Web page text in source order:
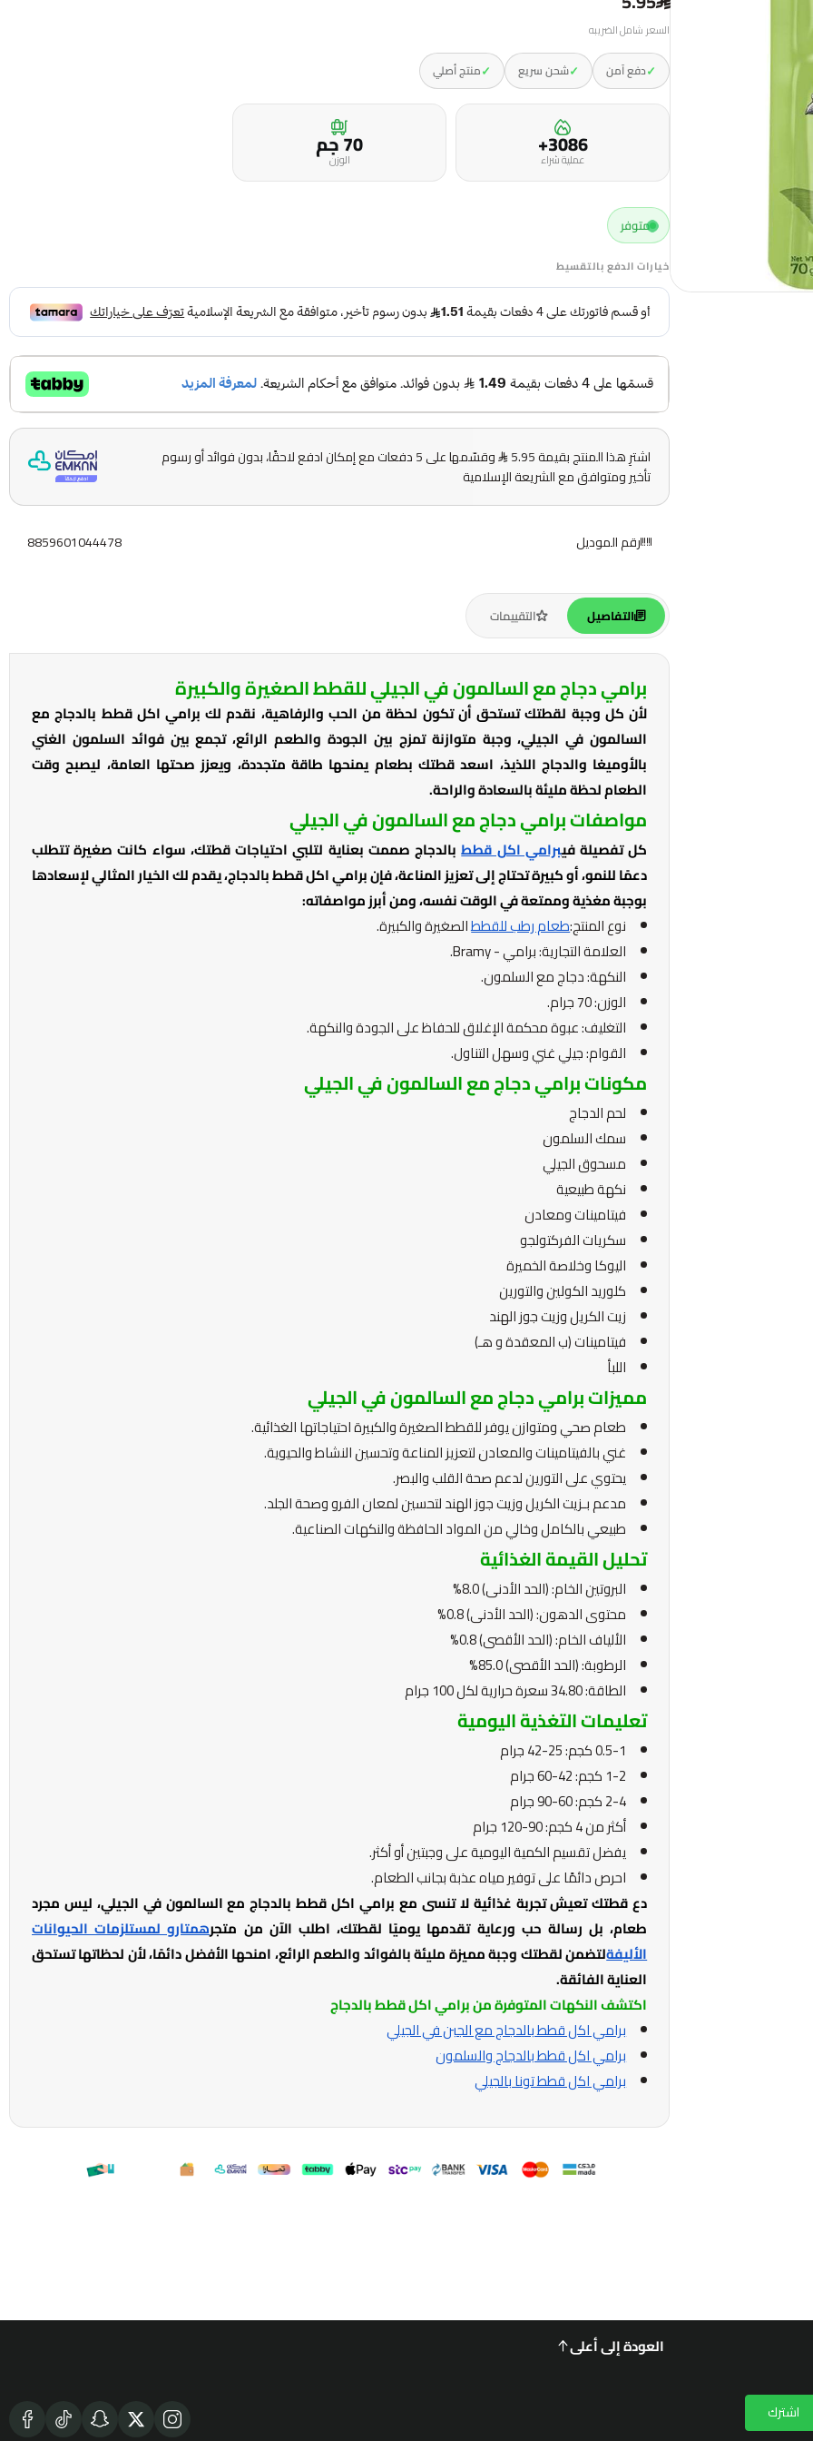
السعر شامل الضريبه
✓دفع آمن ✓شحن سريع ✓منتج أصلي
3086+
عملية شراء 70 جمالوزن
متوفر
خيارات الدفع بالتقسيط
اشترِ هذا المنتج بقيمة 5.95
وقسّمها على 5 دفعات مع إمكان ادفع لاحقًا، بدون فوائد أو رسوم
تأخير ومتوافق مع الشريعة الإسلامية
رقم الموديل 8859601044478
التفاصيل التقييمات
برامي دجاج مع السالمون في الجيلي للقطط الصغيرة والكبيرة
لأن كل وجبة لقطتك تستحق أن تكون لحظة من الحب والرفاهية، نقدم لك برامي اكل قطط بالدجاج مع
السالمون في الجيلي، وجبة متوازنة تمزج بين الجودة والطعم الرائع، تجمع بين فوائد السلمون الغني
بالأوميغا والدجاج اللذيذ، اسعد قطتك بطعام يمنحها طاقة متجددة، ويعزز صحتها العامة، ليصبح وقت
الطعام لحظة مليئة بالسعادة والراحة.
مواصفات برامي دجاج مع السالمون في الجيلي
كل تفصيلة فيبرامي اكل قططبالدجاج صممت بعناية لتلبي احتياجات قطتك، سواء كانت صغيرة تتطلب
دعمًا للنمو، أو كبيرة تحتاج إلى تعزيز المناعة، فإن برامي اكل قطط بالدجاج، يقدم لك الخيار المثالي لإسعادها
بوجبة مغذية وممتعة في الوقت نفسه، ومن أبرز مواصفاته:
نوع المنتج:طعام رطب للقططالصغيرة والكبيرة.
العلامة التجارية: برامي - Bramy.
النكهة: دجاج مع السلمون.
الوزن: 70 جرام.
التغليف: عبوة محكمة الإغلاق للحفاظ على الجودة والنكهة.
القوام: جيلي غني وسهل التناول.
مكونات برامي دجاج مع السالمون في الجيلي
لحم الدجاج
سمك السلمون
مسحوق الجيلي
نكهة طبيعية
فيتامينات ومعادن
سكريات الفركتولجو
اليوكا وخلاصة الخميرة
كلوريد الكولين والتورين
زيت الكريل وزيت جوز الهند
فيتامينات (ب المعقدة و هـ)
اللبأ
مميزات برامي دجاج مع السالمون في الجيلي
طعام صحي ومتوازن يوفر للقطط الصغيرة والكبيرة احتياجاتها الغذائية.
غني بالفيتامينات والمعادن لتعزيز المناعة وتحسين النشاط والحيوية.
يحتوي على التورين لدعم صحة القلب والبصر.
مدعم بـزيت الكريل وزيت جوز الهند لتحسين لمعان الفرو وصحة الجلد.
طبيعي بالكامل وخالي من المواد الحافظة والنكهات الصناعية.
تحليل القيمة الغذائية
البروتين الخام: (الحد الأدنى) 8.0%
محتوى الدهون: (الحد الأدنى) 0.8%
الألياف الخام: (الحد الأقصى) 0.8%
الرطوبة: (الحد الأقصى) 85.0%
الطاقة: 34.80 سعرة حرارية لكل 100 جرام
تعليمات التغذية اليومية
0.5-1 كجم: 25-42 جرام
1-2 كجم: 42-60 جرام
2-4 كجم: 60-90 جرام
أكثر من 4 كجم: 90-120 جرام
يفضل تقسيم الكمية اليومية على وجبتين أو أكثر.
احرص دائمًا على توفير مياه عذبة بجانب الطعام.
دع قطتك تعيش تجربة غذائية لا تنسى مع برامي اكل قطط بالدجاج مع السالمون في الجيلي، ليس مجرد
طعام، بل رسالة حب ورعاية تقدمها يوميًا لقطتك، اطلب الآن من متجرهمتارو لمستلزمات الحيوانات
الأليفةلتضمن لقطتك وجبة مميزة مليئة بالفوائد والطعم الرائع، امنحها الأفضل دائمًا، لأن لحظاتها تستحق
العناية الفائقة.
اكتشف النكهات المتوفرة من برامي اكل قطط بالدجاج
برامي اكل قطط بالدجاج مع الجبن في الجيلي
برامي اكل قطط بالدجاج والسلمون
برامي اكل قطط تونا بالجيلي
العودة إلى أعلى
اشترك